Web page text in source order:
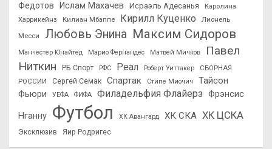
Федотов
Ислам Махачев Исраэль Адесанья
Каролина
Харрикейнз
Килиан Мбаппе Кирилл Куценко
Лионель
Месси
Любовь Энина Максим Сидоров
Манчестер Юнайтед Марио Фернандес Матвей Мичков
Павел
Ниткин
РБ Спорт РФС Реал Роберт Уиттакер
СБОРНАЯ
РОССИИ
Сергей Семак Спартак Стипе Миочич
Тайсон
Фьюри
УЕФА ФИФА Филадельфия Флайерз Фрэнсис
Нганну Футбол ХК Авангард ХК СКА ХК ЦСКА
Эксклюзив Яир Родригес